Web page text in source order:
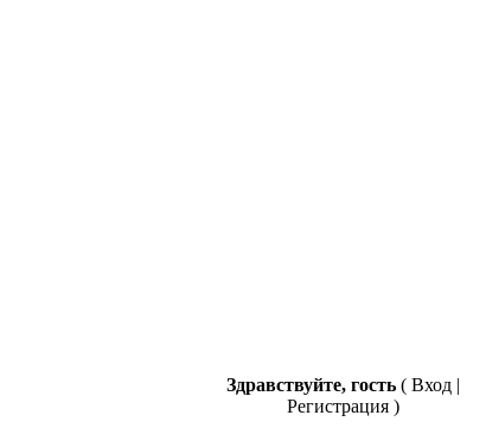
Здравствуйте, гость ( Вход |
Регистрация )